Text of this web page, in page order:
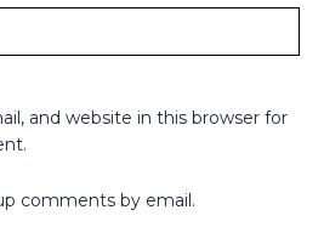
and website in this browser for
comments by email.